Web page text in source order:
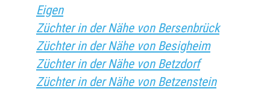
Eigen
Züchter in der Nähe von Bersenbrück
Züchter in der Nähe von Besigheim
Züchter in der Nähe von Betzdorf
Züchter in der Nähe von Betzenstein